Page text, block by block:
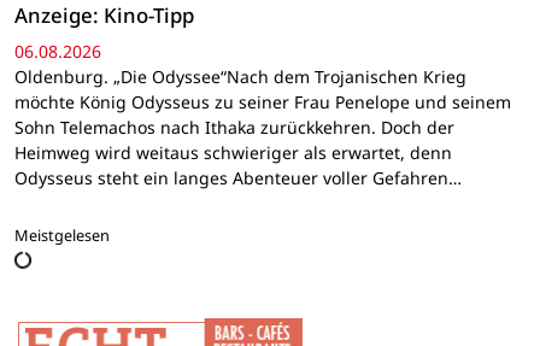
Anzeige: Kino-Tipp
06.08.2026
Oldenburg. „Die Odyssee“Nach dem Trojanischen Krieg
möchte König Odysseus zu seiner Frau Penelope und seinem
Sohn Telemachos nach Ithaka zurückkehren. Doch der
Heimweg wird weitaus schwieriger als erwartet, denn
Odysseus steht ein langes Abenteuer voller Gefahren…
Meistgelesen